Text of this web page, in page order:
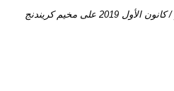
لقطات مصورة قبل هجوم ديسمبر / كانون الأول 2019 على مخيم كريندنج